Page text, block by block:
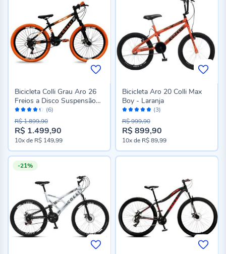
Avaliação:
86%
(6)
Bicicleta Colli Grau Aro 26
Freios a Disco Suspensão
Dianteira - Preto e Laranja
Preço
especial
R$ 1.499,90
R$ 1.899,90
10xde R$ 149,99
Avaliação:
100%
(3)
Bicicleta Aro 20 Colli Max
Boy - Laranja
Preço
especial
R$ 899,90
R$ 999,90
10xde R$ 89,99
-21%